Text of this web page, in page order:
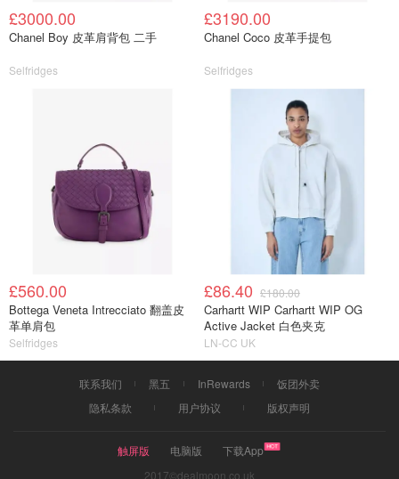
£3000.00
Chanel Boy 皮革肩背包 二手
Selfridges
£3190.00
Chanel Coco 皮革手提包
Selfridges
£560.00
Bottega Veneta Intrecciato 翻盖皮
革单肩包
Selfridges
£86.40 £180.00
Carhartt WIP Carhartt WIP OG
Active Jacket 白色夹克
LN-CC UK
联系我们 黑五 InRewards
饭团外卖
隐私条款
用户协议 版权声明
触屏版 电脑版
下载App
2017©dealmoon.co.uk